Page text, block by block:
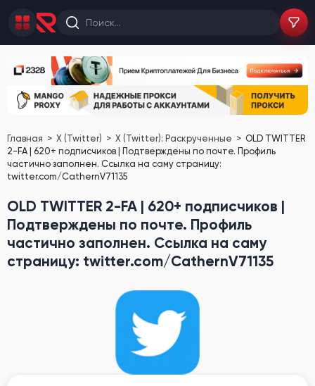
Главная X (Twitter) X (Twitter): Раскрученные
OLD TWITTER
2-FA | 620+ подписчиков | Подтверждены по почте. Профиль
частично заполнен. Ссылка на саму страницу:
twitter.com/CathernV71135
OLD TWITTER 2-FA | 620+ подписчиков |
Подтверждены по почте. Профиль
частично заполнен. Ссылка на саму
страницу: twitter.com/CathernV71135